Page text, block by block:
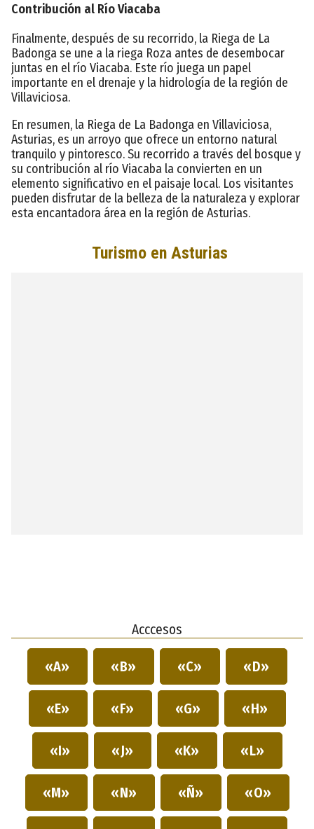
Contribución al Río Viacaba
Finalmente, después de su recorrido, la Riega de La
Badonga se une a la riega Roza antes de desembocar
juntas en el río Viacaba. Este río juega un papel
importante en el drenaje y la hidrología de la región de
Villaviciosa.
En resumen, la Riega de La Badonga en Villaviciosa,
Asturias, es un arroyo que ofrece un entorno natural
tranquilo y pintoresco. Su recorrido a través del bosque y
su contribución al río Viacaba la convierten en un
elemento significativo en el paisaje local. Los visitantes
pueden disfrutar de la belleza de la naturaleza y explorar
esta encantadora área en la región de Asturias.
Acccesos
«A» «B» «C» «D»
«E» «F» «G» «H»
«I» «J» «K» «L»
«M» «N» «Ñ» «O»